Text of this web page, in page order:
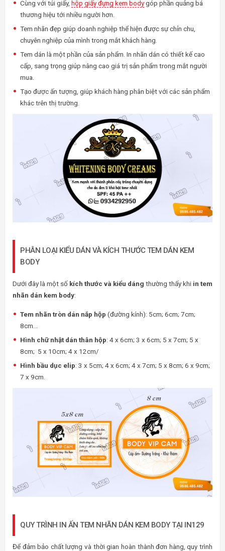
Cùng với túi giấy, hộp giấy đựng kem bodygóp phần quảng bá
thương hiệu tới nhiều người hơn.
Tem nhãn đẹp giúp doanh nghiệp thể hiện được sự chỉn chu,
chuyên nghiệp của mình trong mắt khách hàng.
Tem dán là một phần của sản phẩm. In nhãn dán có thiết kế cao
cấp, sang trọng giúp nâng cao giá trị sản phẩm trong mắt người
mua.
Tạo được ấn tượng, giúp khách hàng phân biệt với các sản phẩm
khác trên thị trường.
PHÂN LOẠI KIỂU DÁN VÀ KÍCH THƯỚC TEM DÁN KEM
BODY
Dưới đây là một số kích thước và kiểu dáng thường thấy khi in tem
nhãn dán kem body:
Tem nhãn tròn dán nắp hộp (đường kính): 5cm; 6cm; 7cm;
8cm…
Hình chữ nhật dán thân hộp: 4 x 6cm; 3 x 6cm; 5 x 7cm; 5 x
8cm; 5 x 10cm; 4 x 12cm/
Hình bầu dục elip: 3 x 5cm; 4 x 6cm; 4 x 7cm; 5 x 8cm; 6 x 9cm;
7 x 9cm.
QUY TRÌNH IN ẤN TEM NHÃN DÁN KEM BODY TẠI IN129
Để đảm bảo chất lượng và thời gian hoàn thành đơn hàng, quy trình